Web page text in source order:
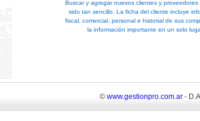
Buscar y agregar nuevos clientes y proveedores
sido tan sencillo. La ficha del cliente incluye
fiscal, comercial, personal e historial de sus
la información importante en un solo
© www.gestionpro.com.ar -